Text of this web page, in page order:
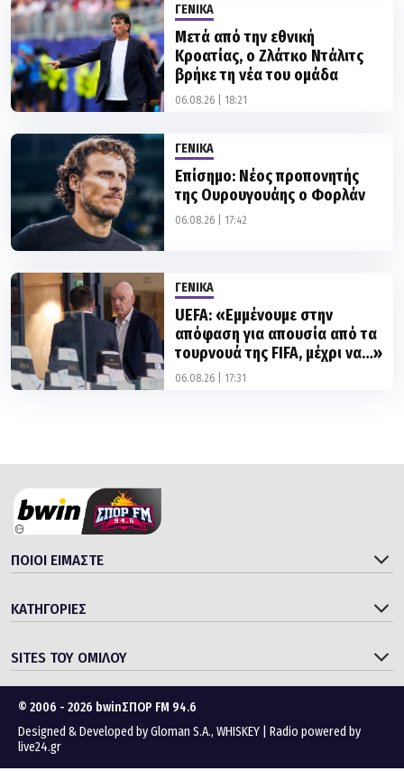
ΓΕΝΙΚΑ
Μετά από την εθνική
Κροατίας, ο Ζλάτκο Ντάλιτς
βρήκε τη νέα του ομάδα
06.08.26 | 18:21
ΓΕΝΙΚΑ
Επίσημο: Νέος προπονητής
της Ουρουγουάης ο Φορλάν
06.08.26 | 17:42
ΓΕΝΙΚΑ
UEFA: «Εμμένουμε στην
απόφαση για απουσία από τα
τουρνουά της FIFA, μέχρι να…»
06.08.26 | 17:31
ΠΟΙΟΙ ΕΙΜΑΣΤΕ
ΚΑΤΗΓΟΡΙΕΣ
SITES ΤΟΥ ΟΜΙΛΟΥ
© 2006 - 2026 bwinΣΠΟΡ FM 94.6
Designed & Developed byGloman S.A., WHISKEY
Radio powered by
live24.gr